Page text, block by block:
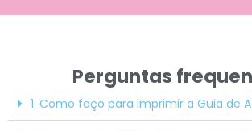
Perguntas
1. Como faço para imprimir a Guia de